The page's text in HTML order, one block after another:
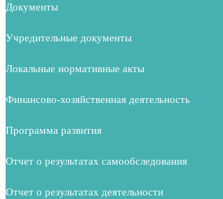
Документы
Учредительные документы
Локальные нормативные акты
Финансово-хозяйственная деятельность
Программа развития
Отчет о результатах самообследования
Отчет о результатах деятельности